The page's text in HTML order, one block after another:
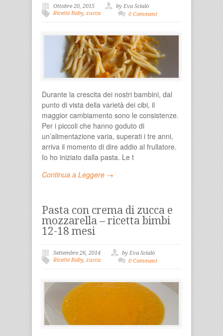
Ottobre 20, 2015
by Eva Scialò
Ricette Baby, zucca 0 Comment
Durante la crescita dei nostri bambini, dal
punto di vista della varietà dei cibi, il
maggior cambiamento sono le consistenze.
Per i piccoli che hanno goduto di
un’alimentazione varia, superati i tre anni,
arriva il momento di dire addio al frullatore.
Io ho iniziato dalla pasta. Le t
Continua a Leggere →
Pasta con crema di zucca e
mozzarella – ricetta bimbi
12-18 mesi
Settembre 26, 2014
by Eva Scialò
Ricette Baby, zucca 0 Comment